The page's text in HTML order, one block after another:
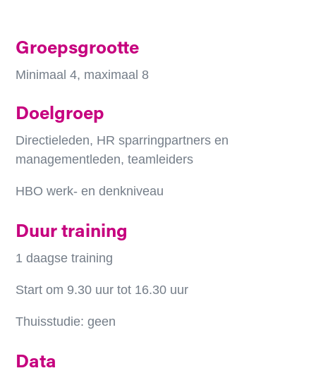
Groepsgrootte
Minimaal 4, maximaal 8
Doelgroep
Directieleden, HR sparringpartners en
managementleden, teamleiders
HBO werk- en denkniveau
Duur training
1 daagse training
Start om 9.30 uur tot 16.30 uur
Thuisstudie: geen
Data